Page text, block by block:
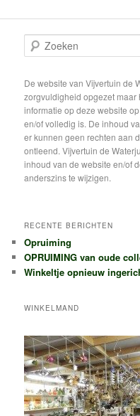
o
k
e
n
De website van Vijvertuin de
zorgvuldigheid opgezet maar
informatie op deze website
en/of volledig is. De inhoud
er kunnen geen rechten aan
ontleend. Vijvertuin de
inhoud van de website en/of
anderszins te wijzigen.
RECENTE BERICHTEN
Opruiming
OPRUIMING van oude
Winkeltje opnieuw
WINKELMAND